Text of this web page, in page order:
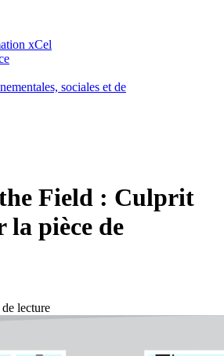
xCel
sociales et de
Field : Culprit
la pièce de
lecture